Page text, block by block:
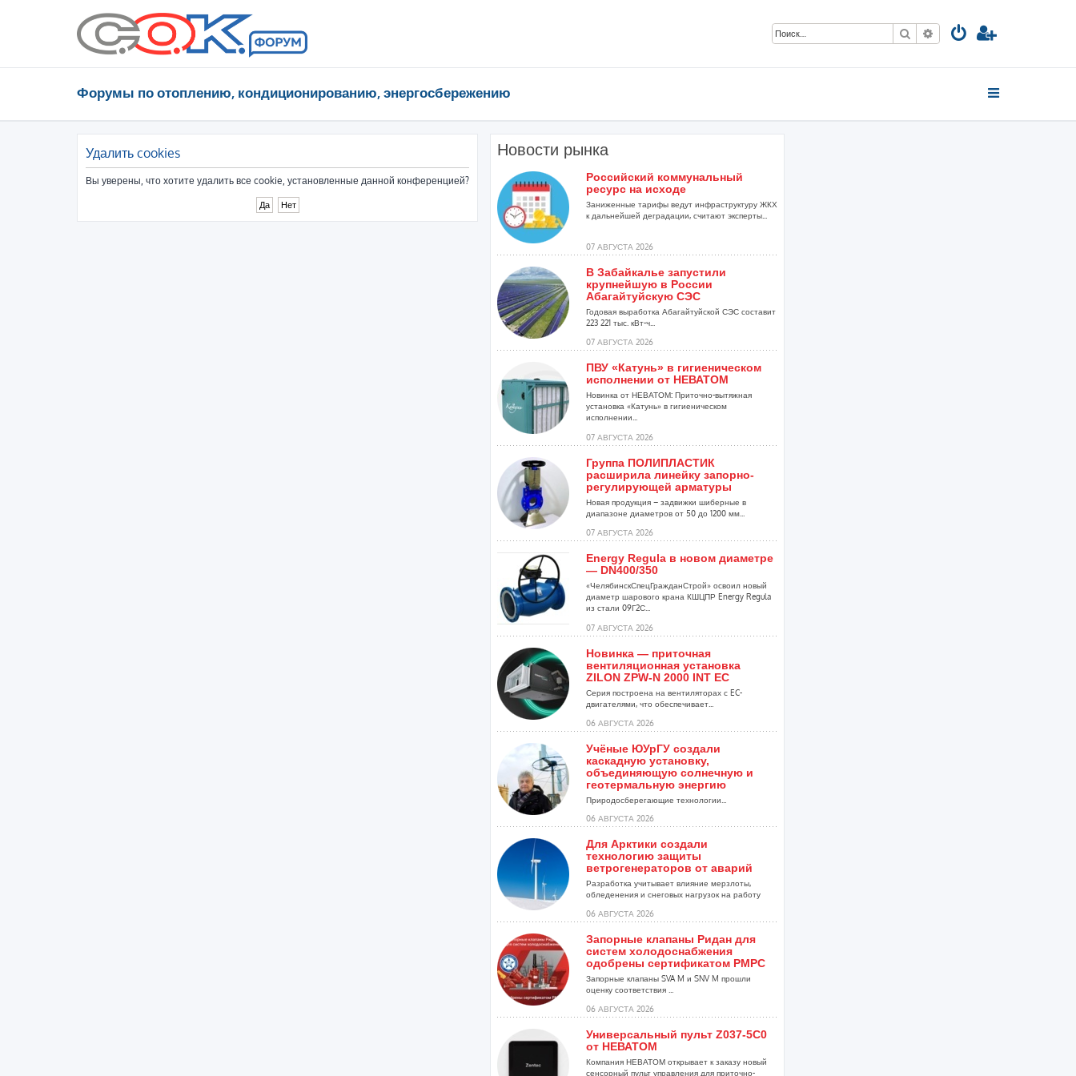
Поиск Расширенный поиск
Форумы по отоплению, кондиционированию, энергосбережению
Удалить cookies
Вы уверены, что хотите удалить все cookie, установленные данной конференцией?
Новости рынка
Российский коммунальный
ресурс на исходе
Заниженные тарифы ведут инфраструктуру ЖКХ
к дальнейшей деградации, считают эксперты...
07 АВГУСТА 2026
В Забайкалье запустили
крупнейшую в России
Абагайтуйскую СЭС
Годовая выработка Абагайтуйской СЭС составит
223 221 тыс. кВт-ч...
07 АВГУСТА 2026
ПВУ «Катунь» в гигиеническом
исполнении от НЕВАТОМ
Новинка от НЕВАТОМ: Приточно-вытяжная
установка «Катунь» в гигиеническом
исполнении...
07 АВГУСТА 2026
Группа ПОЛИПЛАСТИК
расширила линейку запорно-
регулирующей арматуры
Новая продукция – задвижки шиберные в
диапазоне диаметров от 50 до 1200 мм...
07 АВГУСТА 2026
Energy Regula в новом диаметре
— DN400/350
«ЧелябинскСпецГражданСтрой» освоил новый
диаметр шарового крана КШЦПР Energy Regula
из стали 09Г2С...
07 АВГУСТА 2026
Новинка — приточная
вентиляционная установка
ZILON ZPW-N 2000 INT EC
Серия построена на вентиляторах с EC-
двигателями, что обеспечивает...
06 АВГУСТА 2026
Учёные ЮУрГУ создали
каскадную установку,
объединяющую солнечную и
геотермальную энергию
Природосберегающие технологии...
06 АВГУСТА 2026
Для Арктики создали
технологию защиты
ветрогенераторов от аварий
Разработка учитывает влияние мерзлоты,
обледенения и снеговых нагрузок на работу
06 АВГУСТА 2026
Запорные клапаны Ридан для
систем холодоснабжения
одобрены сертификатом РМРС
Запорные клапаны SVA M и SNV M прошли
оценку соответствия ...
06 АВГУСТА 2026
Универсальный пульт Z037-5C0
от НЕВАТОМ
Компания НЕВАТОМ открывает к заказу новый
сенсорный пульт управления для приточно-